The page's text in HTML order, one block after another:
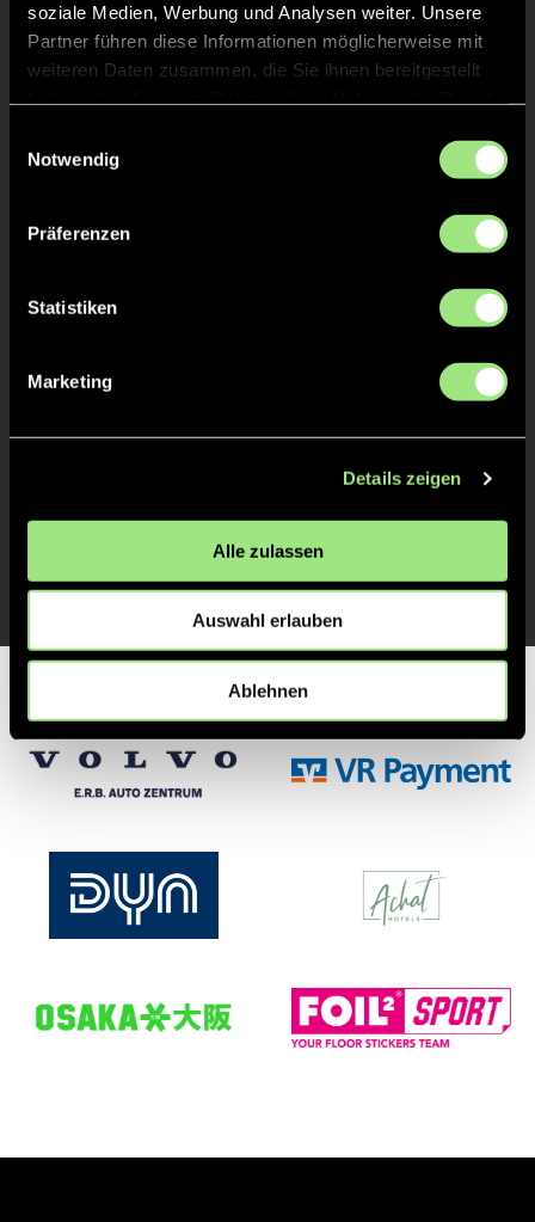
soziale Medien, Werbung und Analysen weiter. Unsere
Partner führen diese Informationen möglicherweise mit
weiteren Daten zusammen, die Sie ihnen bereitgestellt
Notwendig
Präferenzen
Statistiken
Marketing
Details zeigen
Alle zulassen
Auswahl erlauben
Ablehnen
KURZE ECKE
TheodorH. 7
ANPFIFF 1. Spiel